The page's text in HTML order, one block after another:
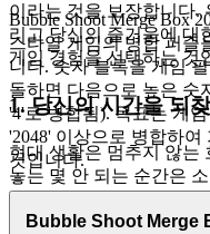
이라는 것을 보장합니다.
리고 당신의 즐거움에 대
게임 경험을 선택하는 것
1. 당신의 시간을 되
현대 생활은 멈추지 않는
놓는 몇 안 되는 순간은
례함을 의미한다는 것을
그인에 소비되는 모든 초
Bubble Shoot Merge Box
스타일 게임의 병합 퍼즐
니다. 숫자 블록을 게임
돌하면 다음으로 높은 숫
'4'로 병합됨). 목표는 게
'2048' 이상으로 병합하
것입니다.
Bubble Shoot Merge